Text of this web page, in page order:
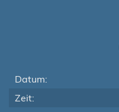
Datum:
Zeit: